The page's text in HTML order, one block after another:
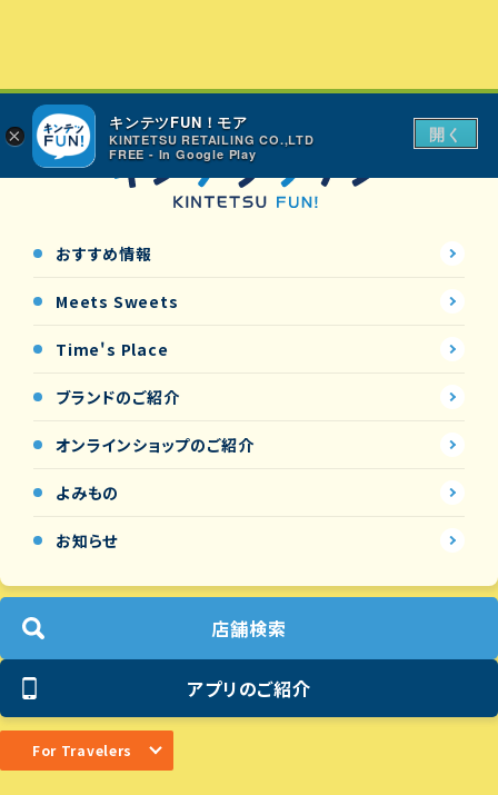
おすすめ情報
Meets Sweets
Time's Place
ブランドのご紹介
オンラインショップのご紹介
よみもの
お知らせ
店舗検索
アプリのご紹介
For Travelers
×
キンテツFUN！モア
KINTETSU RETAILING CO.,LTD
FREE - In Google Play
開く